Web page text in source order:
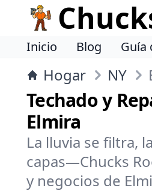
Inicio Blog Guía
Hogar NY
Techado y
Elmira
La lluvia se filtra,
capas—Chucks
y negocios de